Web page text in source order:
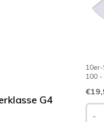
G4
100
-